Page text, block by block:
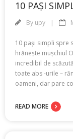
10 PAȘI
By upy
10 pași simpli spre
hrănește mușchiul
incredibil de
toate abs -urile –
oameni, dar pare
READ MORE